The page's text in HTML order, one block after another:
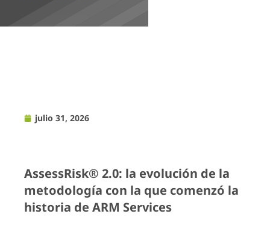
julio 31, 2026
AssessRisk® 2.0: la evolución de la
metodología con la que comenzó la
historia de ARM Services